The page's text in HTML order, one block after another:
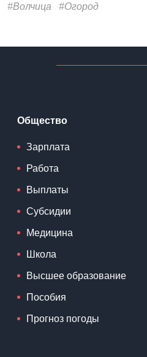
#Волчица
#Огород
Общество
Зарплата
Работа
Выплаты
Субсидии
Медицина
Школа
Высшее образование
Пособия
Прогноз погоды